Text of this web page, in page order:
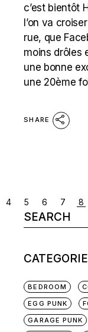
c’est bientôt
l’on va
rue, que
moins drôles
une bonne
une 20ème
SHARE
POSTS
4 5 6 7 8
Search
for:
BEDROOM
EGG PUNK
GARAGE PUNK